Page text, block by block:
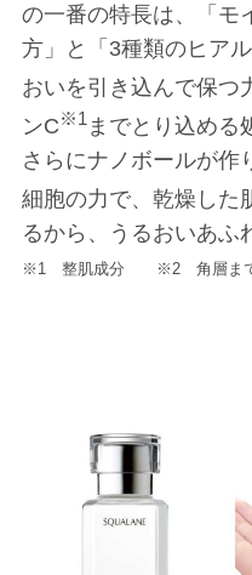
の一番の特長は、「モ
方」と「3種類のヒア
おいを引き込んで保つ
ンC※1までとり込める
さらにナノボールが作
細胞の力で、乾燥した
るから、うるおいあふ
※1 整肌成分 ※2 角層ま